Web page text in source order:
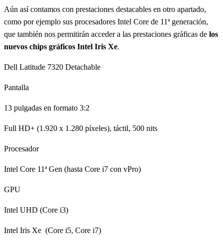
Aún así contamos con prestaciones destacables en otro apartado,
como por ejemplo sus procesadores Intel Core de 11ª generación,
que también nos permitirán acceder a las prestaciones gráficas de los
nuevos chips gráficos Intel Iris Xe.
Dell Latitude 7320 Detachable
Pantalla
13 pulgadas en formato 3:2
Full HD+ (1.920 x 1.280 píxeles), táctil, 500 nits
Procesador
Intel Core 11ª Gen (hasta Core i7 con vPro)
GPU
Intel UHD (Core i3)
Intel Iris Xe (Core i5, Core i7)